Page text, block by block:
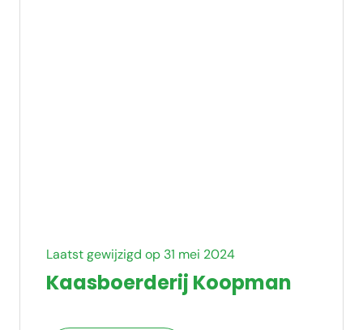
Kaasboerderij Koopman
Laatst gewijzigd op 31 mei 2024